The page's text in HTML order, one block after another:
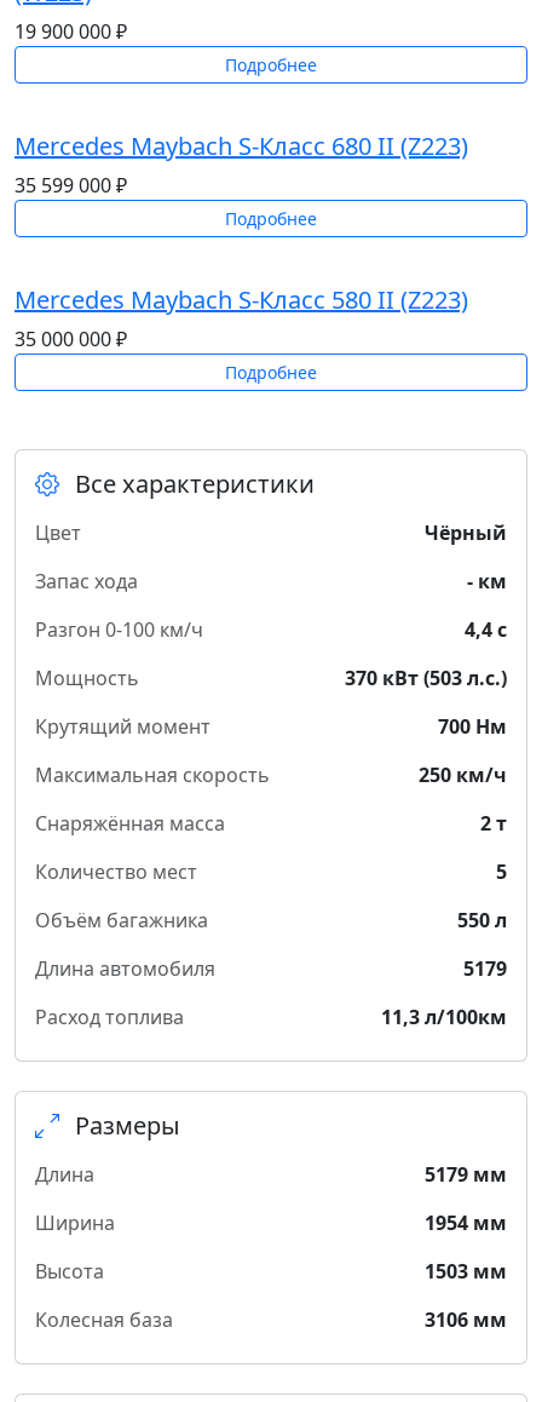
19 900 000 ₽
Подробнее
Mercedes Maybach S-Класс 680 II (Z223)
35 599 000 ₽
Подробнее
Mercedes Maybach S-Класс 580 II (Z223)
35 000 000 ₽
Подробнее
Все характеристики
Цвет
Чёрный
Запас хода
- км
Разгон 0-100 км/ч
4,4 с
Мощность
370 кВт (503 л.с.)
Крутящий момент
700 Нм
Максимальная скорость
250 км/ч
Снаряжённая масса
2 т
Количество мест
5
Объём багажника
550 л
Длина автомобиля
5179
Расход топлива
11,3 л/100км
Размеры
Длина
5179 мм
Ширина
1954 мм
Высота
1503 мм
Колесная база
3106 мм